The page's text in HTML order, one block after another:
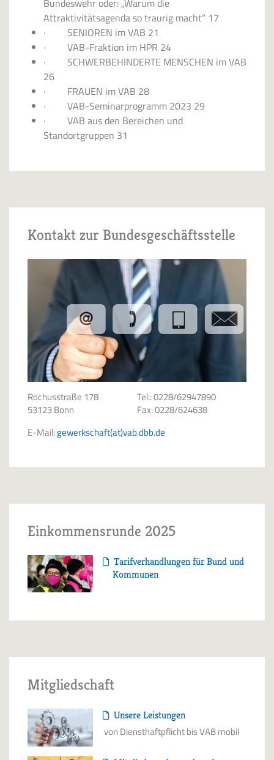
Bundeswehr oder: „Warum die
Attraktivitätsagenda so traurig macht“ 17
· SENIOREN im VAB 21
· VAB-Fraktion im HPR 24
· SCHWERBEHINDERTE MENSCHEN im VAB
26
· FRAUEN im VAB 28
· VAB-Seminarprogramm 2023 29
· VAB aus den Bereichen und
Standortgruppen 31
Kontakt zur Bundesgeschäftsstelle
Rochusstraße 178
53123 Bonn
Tel.: 0228/62947890
Fax: 0228/624638
E-Mail:gewerkschaft(at)vab.dbb.de
Einkommensrunde 2025
Tarifverhandlungen für Bund und
Kommunen
Mitgliedschaft
Unsere Leistungen
von Diensthaftpflicht bis VAB mobil